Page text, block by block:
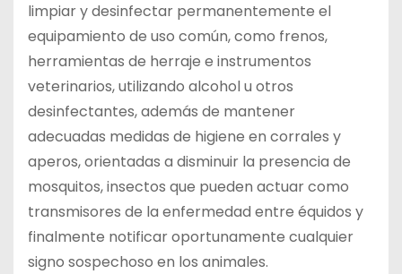
limpiar y desinfectar permanentemente el
equipamiento de uso común, como frenos,
herramientas de herraje e instrumentos
veterinarios, utilizando alcohol u otros
desinfectantes, además de mantener
adecuadas medidas de higiene en corrales y
aperos, orientadas a disminuir la presencia de
mosquitos, insectos que pueden actuar como
transmisores de la enfermedad entre équidos y
finalmente notificar oportunamente cualquier
signo sospechoso en los animales.